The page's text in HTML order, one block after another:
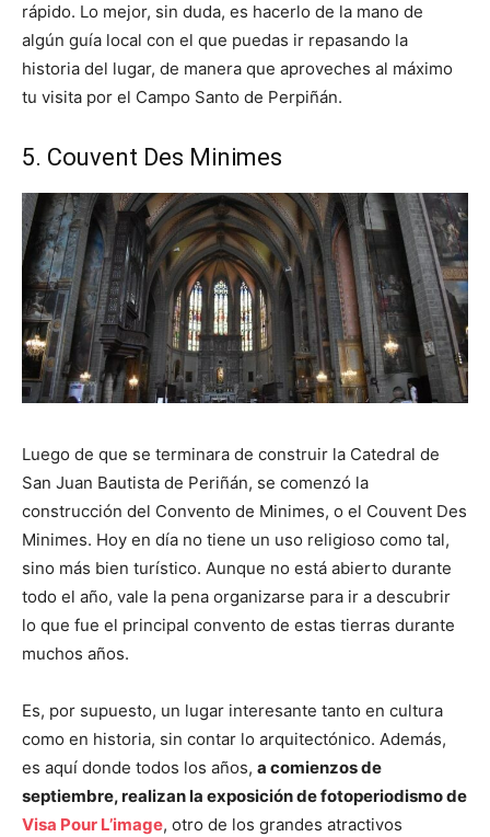
rápido. Lo mejor, sin duda, es hacerlo de la mano de
algún guía local con el que puedas ir repasando la
historia del lugar, de manera que aproveches al máximo
tu visita por el Campo Santo de Perpiñán.
5. Couvent Des Minimes
Luego de que se terminara de construir la Catedral de
San Juan Bautista de Periñán, se comenzó la
construcción del Convento de Minimes, o el Couvent Des
Minimes. Hoy en día no tiene un uso religioso como tal,
sino más bien turístico. Aunque no está abierto durante
todo el año, vale la pena organizarse para ir a descubrir
lo que fue el principal convento de estas tierras durante
muchos años.
Es, por supuesto, un lugar interesante tanto en cultura
como en historia, sin contar lo arquitectónico. Además,
es aquí donde todos los años, a comienzos de
septiembre, realizan la exposición de fotoperiodismo de
Visa Pour L’image, otro de los grandes atractivos